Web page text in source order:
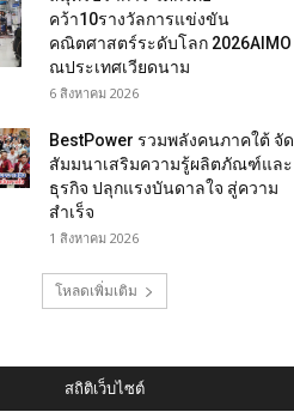
คว้า10รางวัลการแข่งขัน
คณิตศาสตร์ระดับโลก 2026AIMO
ณประเทศเวียดนาม
6 สิงหาคม 2026
BestPower รวมพลังคนภาคใต้ จัด
สัมมนาเสริมความรู้ผลิตภัณฑ์และ
ธุรกิจ ปลุกแรงบันดาลใจ สู่ความ
สำเร็จ
1 สิงหาคม 2026
โหลดเพิ่มเติม
สถิติเว็บไซต์